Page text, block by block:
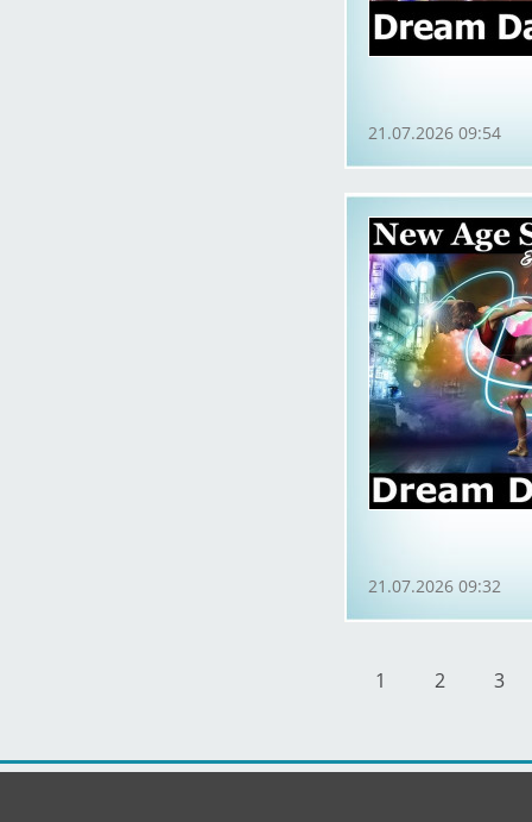
21.07.2026 09:54
21.07.2026 09:32
1 2 3